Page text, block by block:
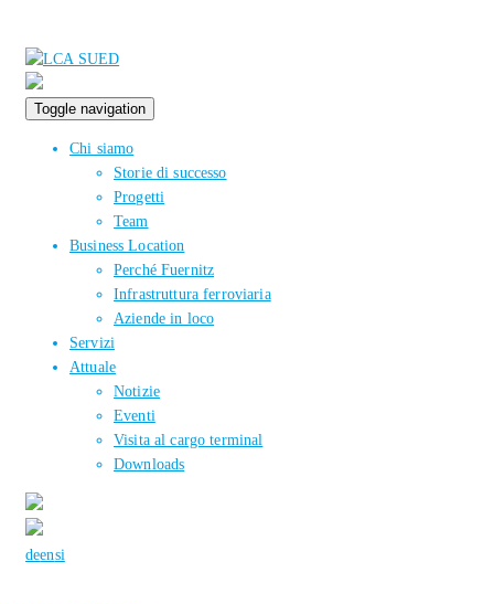
Toggle navigation
Chi siamo
Storie di successo
Progetti
Team
Business Location
Perché Fuernitz
Infrastruttura ferroviaria
Aziende in loco
Servizi
Attuale
Notizie
Eventi
Visita al cargo terminal
Downloads
deensi